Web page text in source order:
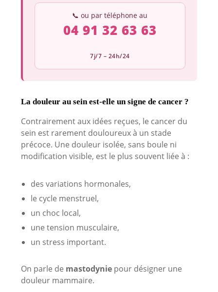
📞 ou par téléphone au
04 91 32 63 63
7j/7 – 24h/24
La douleur au sein est-elle un signe de cancer ?
Contrairement aux idées reçues, le cancer du
sein est rarement douloureux à un stade
précoce. Une douleur isolée, sans boule ni
modification visible, est le plus souvent liée à :
des variations hormonales,
le cycle menstruel,
un choc local,
une tension musculaire,
un stress important.
On parle de mastodyniepour désigner une
douleur mammaire.